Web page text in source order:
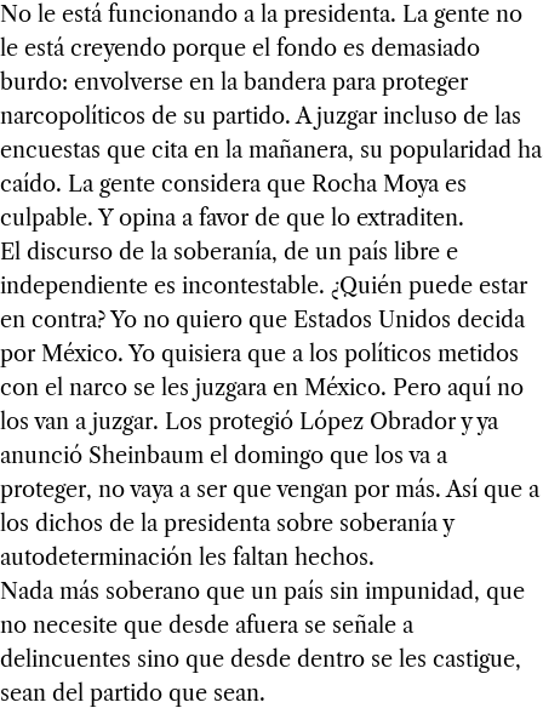
No le está funcionando a la presidenta. La gente no
le está creyendo porque el fondo es demasiado
burdo: envolverse en la bandera para proteger
narcopolíticos de su partido. A juzgar incluso de las
encuestas que cita en la mañanera, su popularidad ha
caído. La gente considera que Rocha Moya es
culpable. Y opina a favor de que lo extraditen.
El discurso de la soberanía, de un país libre e
independiente es incontestable. ¿Quién puede estar
en contra? Yo no quiero que Estados Unidos decida
por México. Yo quisiera que a los políticos metidos
con el narco se les juzgara en México. Pero aquí no
los van a juzgar. Los protegió López Obrador y ya
anunció Sheinbaum el domingo que los va a
proteger, no vaya a ser que vengan por más. Así que a
los dichos de la presidenta sobre soberanía y
autodeterminación les faltan hechos.
Nada más soberano que un país sin impunidad, que
no necesite que desde afuera se señale a
delincuentes sino que desde dentro se les castigue,
sean del partido que sean.